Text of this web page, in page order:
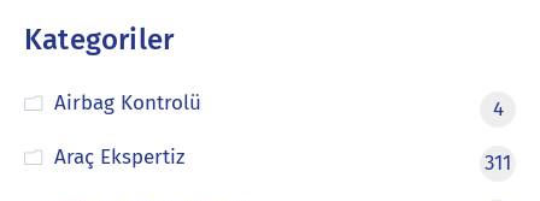
Kategoriler
Airbag Kontrolü
4
Araç Ekspertiz
311